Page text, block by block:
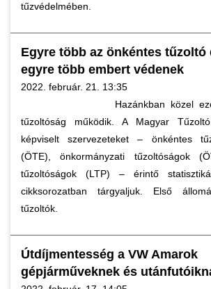
tűzvédelmében.
Egyre több az önkéntes tűzoltó
egyre több embert védenek
2022. február. 21. 13:35
Hazánkban közel
tűzoltóság működik. A Magyar
képviselt szervezeteket – önkéntes
(ÖTE), önkormányzati tűzoltóságok
tűzoltóságok (LTP) – érintő
cikksorozatban tárgyaljuk. Első
tűzoltók.
Útdíjmentesség a VW Amarok
gépjárműveknek és